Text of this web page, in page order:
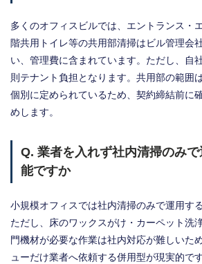
多くのオフィスビルでは、エントランス・
階共用トイレ等の共用部清掃はビル管理会
い、管理費に含まれています。ただし、自
則テナント負担となります。共用部の範囲
個別に定められているため、契約締結前に
めします。
Q. 業者を入れず社内清掃のみ
能ですか
小規模オフィスでは社内清掃のみで運用す
ただし、床のワックスがけ・カーペット洗
門機材が必要な作業は社内対応が難しいた
ューだけ業者へ依頼する併用型が現実的で